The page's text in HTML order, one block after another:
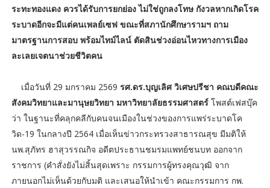
ระทะทองแดง ควรได้รับการยกย่อง ไม่ใช่ถูกลงโทษ กังวลหากเกิดโรค
ระบาดอีกจะมีแต่คนเพลย์เซฟ ขณะที่สภานักศึกษารามฯ ถาม
มาตรฐานการสอบ พร้อมไทม์ไลน์ ตัดสินช่วงอ่อนไหวทางการเมือง
ละเลยเจตนาช่วยชีวิตคน
เมื่อวันที่ 29 มกราคม 2569 รศ.ดร.บุญเลิศ วิเศษปรีชา คณบดีคณะ
สังคมวิทยาและมานุษยวิทยา มหาวิทยาลัยธรรมศาสตร์โพสต์เฟสบุ๊ค
ว่า ในฐานะที่คลุกคลีกับคนจนเมืองในช่วงของการแพร่ระบาดโค
วิด-19 ในกลางปี 2564 เมื่อเห็นข่าวกระทรวงสาธารณสุข มีมติให้
นพ.สุภัทร ฮาสุวรรณกิจ อดีตประธานชมรมแพทย์ชนบท ออกจาก
ราชการ (คำสั่งยังไม่สิ้นสุดเพราะ กรรมการผู้ทรงคุณวุฒิ จาก
ภายนอกไม่เห็นด้วยกับมติ และเสนอให้นำเข้า คณะกรรมการ กพ.